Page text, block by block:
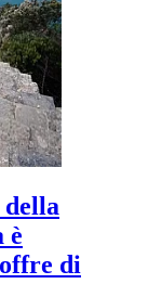
della
è
di